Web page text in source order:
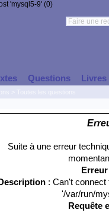
'mysql5-9' (0)
Questions Livres
Suite à une erreur
Description: Can't connect
'/var/run/
Requête